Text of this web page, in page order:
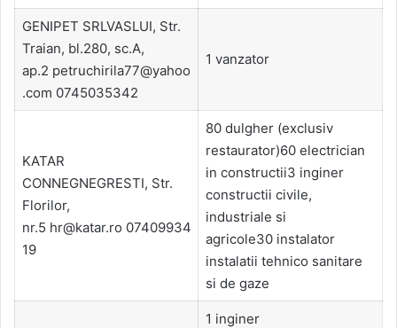
GENIPET SRLVASLUI, Str.
Traian, bl.280, sc.A,
ap.2 petruchirila77@yahoo
.com 0745035342
1 vanzator
KATAR
CONNEGNEGRESTI, Str.
Florilor,
nr.5 hr@katar.ro 07409934
19
80 dulgher (exclusiv
restaurator)60 electrician
in constructii3 inginer
constructii civile,
industriale si
agricole30 instalator
instalatii tehnico sanitare
si de gaze
1 inginer